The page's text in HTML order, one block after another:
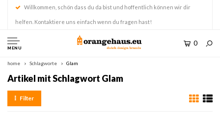
Willkommen, schön dass du da bist und hoffentlich können wir dir
helfen. Kontaktiere uns einfach wenn du fragen hast!
MENU
0
home Schlagworte Glam
Artikel mit Schlagwort Glam
Filter